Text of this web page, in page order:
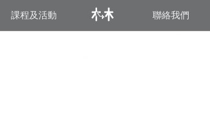
課程及活動 聯絡我們